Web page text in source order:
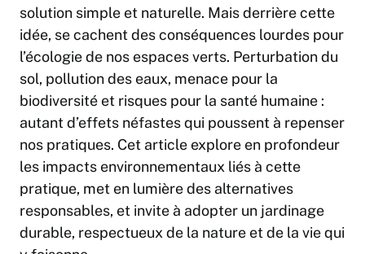
solution simple et naturelle. Mais derrière cette
idée, se cachent des conséquences lourdes pour
l’écologie de nos espaces verts. Perturbation du
sol, pollution des eaux, menace pour la
biodiversité et risques pour la santé humaine :
autant d’effets néfastes qui poussent à repenser
nos pratiques. Cet article explore en profondeur
les impacts environnementaux liés à cette
pratique, met en lumière des alternatives
responsables, et invite à adopter un jardinage
durable, respectueux de la nature et de la vie qui